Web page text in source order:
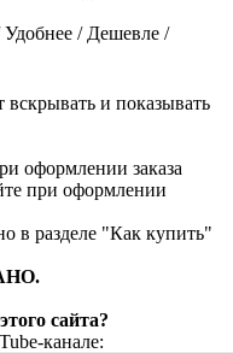
/ Дешевле /
и показывать
оформлении заказа
при оформлении
в разделе "Как купить"
сайта?
канале: